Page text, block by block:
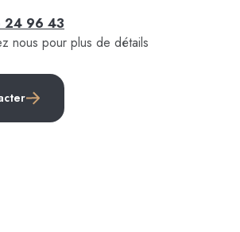
24 96 43
nous pour plus de détails